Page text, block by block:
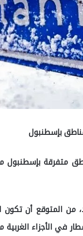
بإسطنبول
متفرقة
من المتوقع أن
في الأجزاء